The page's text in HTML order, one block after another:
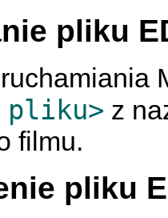
pliku
pliku> z
filmu.
pliku